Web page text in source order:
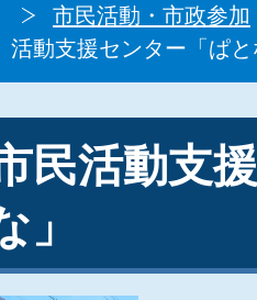
市民活動・市政参加
活動支援センター「ぱ
民活動支
」